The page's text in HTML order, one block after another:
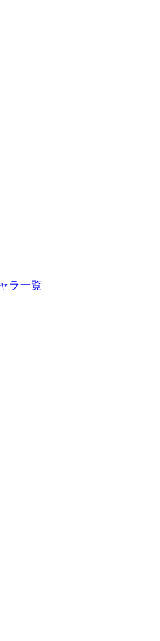
ラ一覧